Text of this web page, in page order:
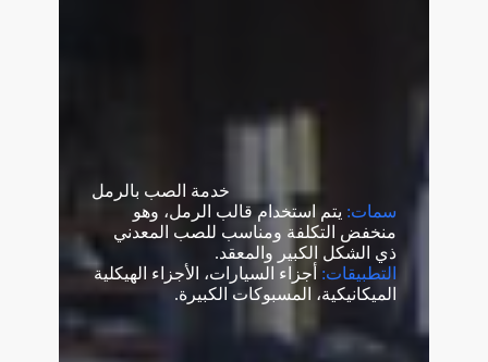
خدمة الصب بالرمل
سمات: يتم استخدام قالب الرمل، وهو
منخفض التكلفة ومناسب للصب المعدني
ذي الشكل الكبير والمعقد.
التطبيقات: أجزاء السيارات، الأجزاء الهيكلية
الميكانيكية، المسبوكات الكبيرة.